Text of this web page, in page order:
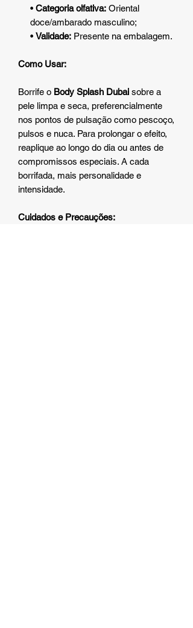
• Categoria olfativa: Oriental
doce/ambarado masculino;
• Validade: Presente na embalagem.
Como Usar:
Borrife o Body Splash Dubai sobre a
pele limpa e seca, preferencialmente
nos pontos de pulsação como pescoço,
pulsos e nuca. Para prolongar o efeito,
reaplique ao longo do dia ou antes de
compromissos especiais. A cada
borrifada, mais personalidade e
intensidade.
Cuidados e Precauções: